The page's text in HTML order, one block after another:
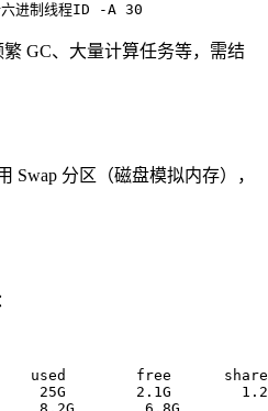
制线程ID -A 30
GC、大量计算任务等，需结
Swap 分区（磁盘模拟内存），
free      shared
25G        2.1G